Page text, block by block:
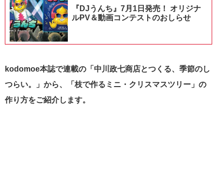
『DJうんち』7月1日発売！ オリジナ
ルPV＆動画コンテストのおしらせ
kodomoe本誌で連載の「中川政七商店とつくる、季節のし
つらい。」から、「枝で作るミニ・クリスマスツリー」の
作り方をご紹介します。